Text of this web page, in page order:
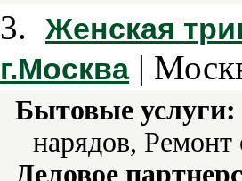
3.
Женская
г.Москва|
Бытовые услуги:
нарядов,
Деловое